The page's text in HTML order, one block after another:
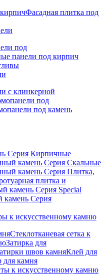
Фасадная плитка под
под
панели под кирпич
с клинкерной
под
под камень
Серия Кирпичные
камень Серия Скальные
камень Серия Плитка,
плитка и
камень Серия Special
камень Серия
к искусственному камню
Стеклотканевая сетка к
Затирка для
швов камняКлей для
для камня
к искусственному камню